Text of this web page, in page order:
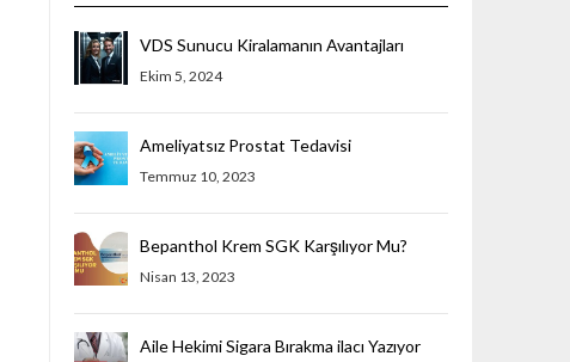
VDS Sunucu Kiralamanın Avantajları
Ekim 5, 2024
Ameliyatsız Prostat Tedavisi
Temmuz 10, 2023
Bepanthol Krem SGK Karşılıyor Mu?
Nisan 13, 2023
Aile Hekimi Sigara Bırakma ilacı Yazıyor